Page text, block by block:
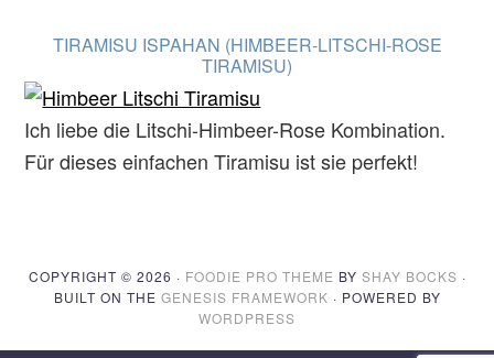
TIRAMISU ISPAHAN (HIMBEER-LITSCHI-ROSE
TIRAMISU)
Ich liebe die Litschi-Himbeer-Rose Kombination.
Für dieses einfachen Tiramisu ist sie perfekt!
COPYRIGHT © 2026 · FOODIE PRO THEME BY SHAY BOCKS ·
BUILT ON THE GENESIS FRAMEWORK · POWERED BY
WORDPRESS